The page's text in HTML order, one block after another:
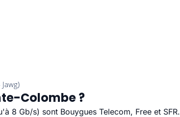
Colombe ?
8 Gb/s) sont Bouygues Telecom, Free et SFR.